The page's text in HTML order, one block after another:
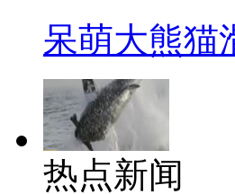
呆萌大熊猫
热点新闻